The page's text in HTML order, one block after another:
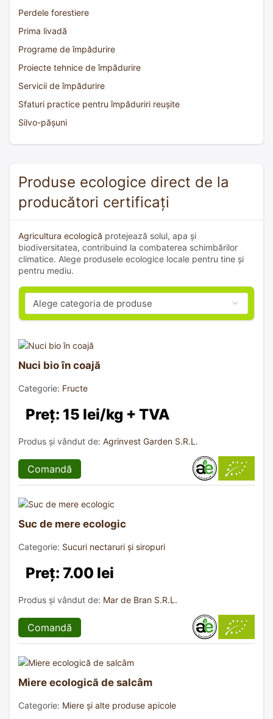
Perdele forestiere
Prima livadă
Programe de împădurire
Proiecte tehnice de împădurire
Servicii de împădurire
Sfaturi practice pentru împăduriri reușite
Silvo-pășuni
Produse ecologice direct de la
producători certificați
Agricultura ecologică protejează solul, apa și
biodiversitatea, contribuind la combaterea schimbărilor
climatice. Alege produsele ecologice locale pentru tine și
pentru mediu.
Nuci bio în coajă
Categorie: Fructe
Preț: 15 lei/kg + TVA
Produs și vândut de: Agrinvest Garden S.R.L.
Comandă
Suc de mere ecologic
Categorie: Sucuri nectaruri și siropuri
Preț: 7.00 lei
Produs și vândut de: Mar de Bran S.R.L.
Comandă
Miere ecologică de salcâm
Categorie: Miere și alte produse apicole